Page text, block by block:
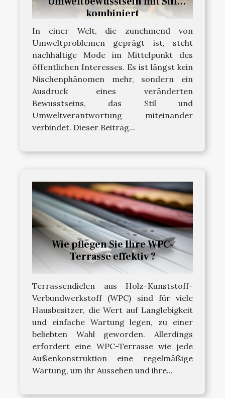
kombiniert
In einer Welt, die zunehmend von
Umweltproblemen geprägt ist, steht
nachhaltige Mode im Mittelpunkt des
öffentlichen Interesses. Es ist längst kein
Nischenphänomen mehr, sondern ein
Ausdruck eines veränderten
Bewusstseins, das Stil und
Umweltverantwortung miteinander
verbindet. Dieser Beitrag...
Wie pflegen Sie Ihre WPC-
Terrasse effektiv ?
Terrassendielen aus Holz-Kunststoff-
Verbundwerkstoff (WPC) sind für viele
Hausbesitzer, die Wert auf Langlebigkeit
und einfache Wartung legen, zu einer
beliebten Wahl geworden. Allerdings
erfordert eine WPC-Terrasse wie jede
Außenkonstruktion eine regelmäßige
Wartung, um ihr Aussehen und ihre...